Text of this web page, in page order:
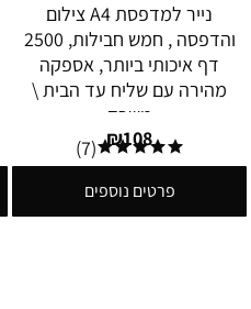
נייר למדפסת A4 צילום
והדפסה , חמש חבילות, 2500
דף איכותי ביותר, אספקה
מהירה עם שליח עד הבית \
משרד
₪108
(7)
פרטים נוספים